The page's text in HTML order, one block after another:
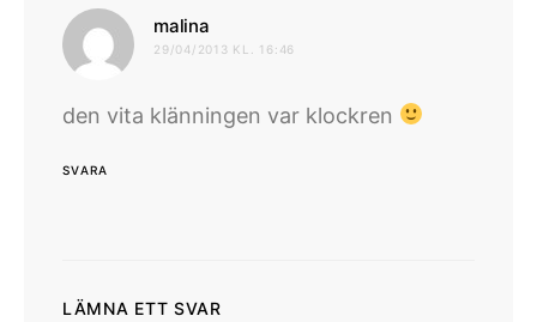
malina
29/04/2013 KL. 16:46
den vita klänningen var klockren
SVARA
LÄMNA ETT SVAR